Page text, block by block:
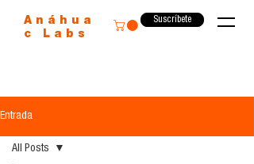
Anáhua
c Labs
Suscríbete
Entrada
All Posts